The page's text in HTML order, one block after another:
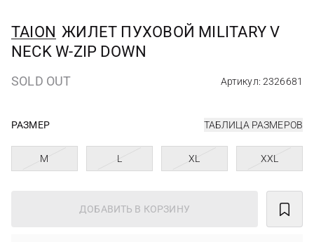
TAION ЖИЛЕТ ПУХОВОЙ MILITARY V
NECK W-ZIP DOWN
SOLD OUT Артикул: 2326681
РАЗМЕР ТАБЛИЦА РАЗМЕРОВ
M L XL XXL
ДОБАВИТЬ В КОРЗИНУ